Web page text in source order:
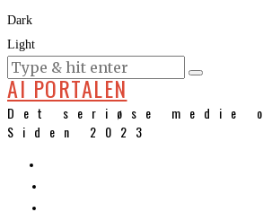
Dark
Light
KURSER
AI PORTALEN
Det seriøse medie
Siden 2023